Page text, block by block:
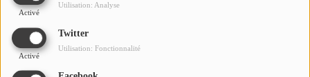
Activé
Utilisation: Analyse
Twitter
Activé
Utilisation: Fonctionnalité
Écouter le podcast
Dans l'émission l'Invité de la Semaine, Loric reçoit Louis